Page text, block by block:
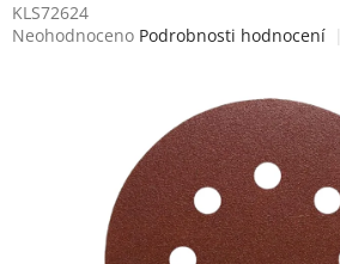
KLS72624
Průměrné
Neohodnoceno Podrobnosti hodnocení